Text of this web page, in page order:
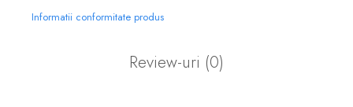
Informatii conformitate produs
Review-uri (0)